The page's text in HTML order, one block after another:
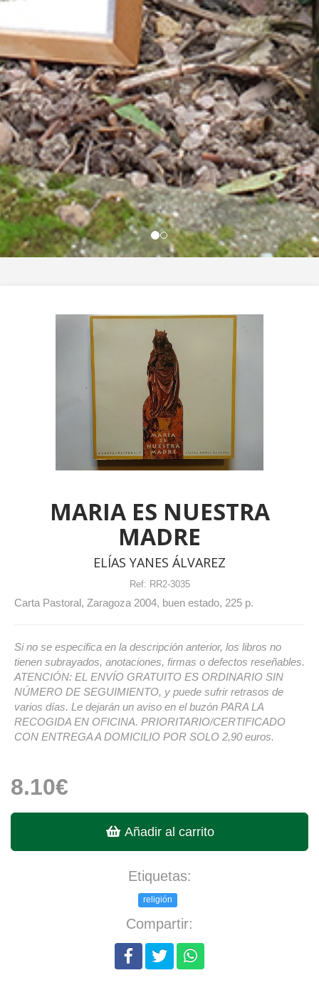
MARIA ES NUESTRA
MADRE
ELÍAS YANES ÁLVAREZ
Ref: RR2-3035
Carta Pastoral, Zaragoza 2004, buen estado, 225 p.
Si no se especifica en la descripción anterior, los libros no
tienen subrayados, anotaciones, firmas o defectos reseñables.
ATENCIÓN: EL ENVÍO GRATUITO ES ORDINARIO SIN
NÚMERO DE SEGUIMIENTO, y puede sufrir retrasos de
varios días. Le dejarán un aviso en el buzón PARA LA
RECOGIDA EN OFICINA. PRIORITARIO/CERTIFICADO
CON ENTREGA A DOMICILIO POR SOLO 2,90 euros.
8.10€
Añadir al carrito
Etiquetas:
religión
Compartir: